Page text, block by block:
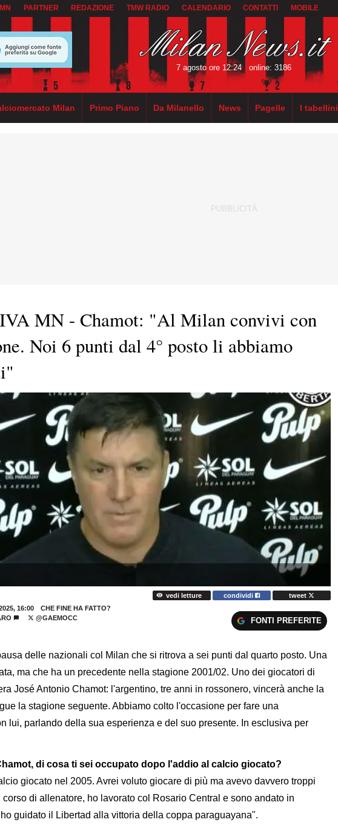
PARTNER REDAZIONE TMW RADIO CALENDARIO CONTATTI MOBILE
7 agosto ore 12:24 online: 3186
Milan Primo Piano Da Milanello News Pagelle I tabellini
MN - Chamot: "Al Milan convivi con
Noi 6 punti dal 4° posto li abbiamo
vedi letture condividi
tweet
16:00
CHE FINE HA FATTO?
@GAEMOCC FONTI PREFERITE
delle nazionali col Milan che si ritrova a sei punti dal quarto posto. Una
ma che ha un precedente nella stagione 2001/02. Uno dei giocatori di
José Antonio Chamot: l'argentino, tre anni in rossonero, vincerà anche la
la stagione seguente. Abbiamo colto l'occasione per fare una
lui, parlando della sua esperienza e del suo presente. In esclusiva per
di cosa ti sei occupato dopo l'addio al calcio giocato?
giocato nel 2005. Avrei voluto giocare di più ma avevo davvero troppi
corso di allenatore, ho lavorato col Rosario Central e sono andato in
guidato il Libertad alla vittoria della coppa paraguayana".